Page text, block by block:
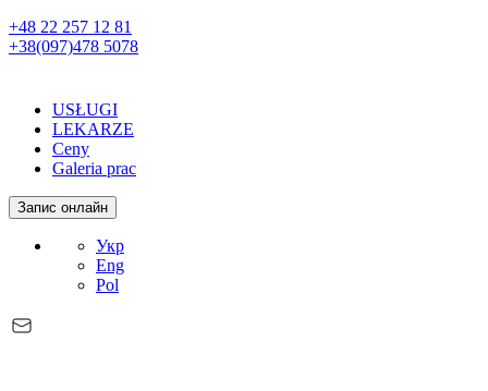
+48 22 257 12 81
+38(097)478 5078
USŁUGI
LEKARZE
Ceny
Galeria prac
Запис онлайн
Укр
Eng
Pol